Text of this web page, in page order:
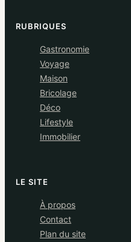
RUBRIQUES
Gastronomie
Voyage
Maison
Bricolage
Déco
Lifestyle
Immobilier
LE SITE
À propos
Contact
Plan du site